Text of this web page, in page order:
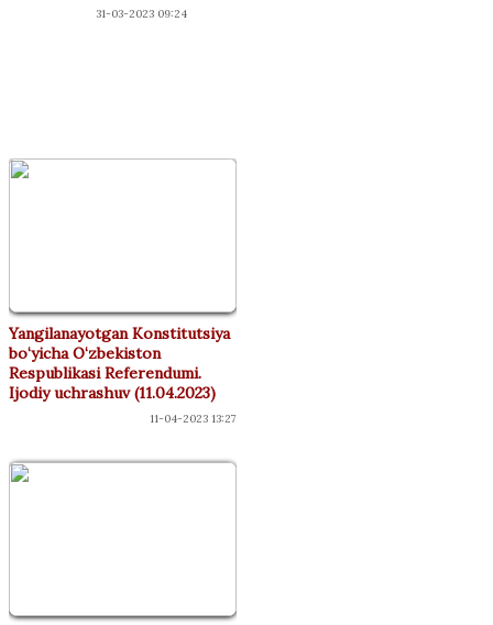
31-03-2023 09:24
Yangilanayotgan Konstitutsiya
bo‘yicha O‘zbekiston
Respublikasi Referendumi.
Ijodiy uchrashuv (11.04.2023)
11-04-2023 13:27